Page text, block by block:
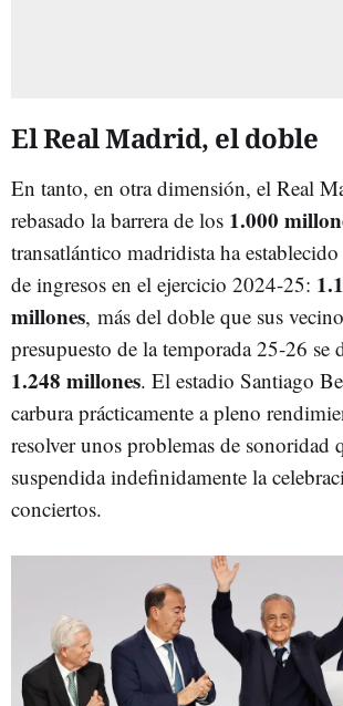
El Real Madrid, el doble
En tanto, en otra dimensión, el Real
rebasado la barrera de los 1.000
transatlántico madridista ha
de ingresos en el ejercicio 2024-25:
millones, más del doble que sus
presupuesto de la temporada 25-26 se
1.248 millones. El estadio Santiago
carbura prácticamente a pleno
resolver unos problemas de sonoridad
suspendida indefinidamente la
conciertos.